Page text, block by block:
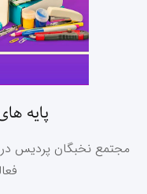
پایه
مجتمع نخبگان پردیس